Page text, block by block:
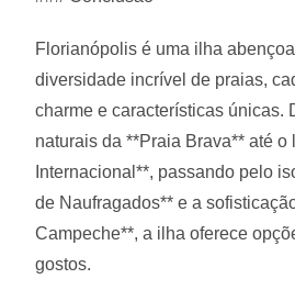
Florianópolis é uma ilha
diversidade incrível de praias,
charme e características únicas.
naturais da **Praia Brava** até o
Internacional**, passando pelo
de Naufragados** e a
Campeche**, a ilha oferece
gostos.